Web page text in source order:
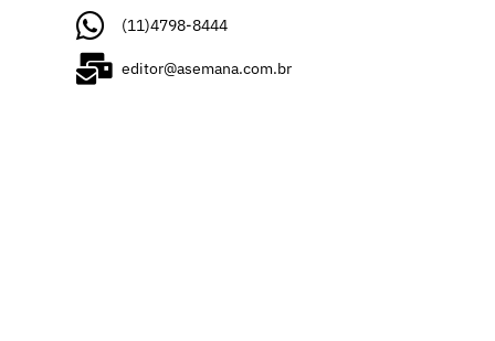
(11)4798-8444
editor@asemana.com.br